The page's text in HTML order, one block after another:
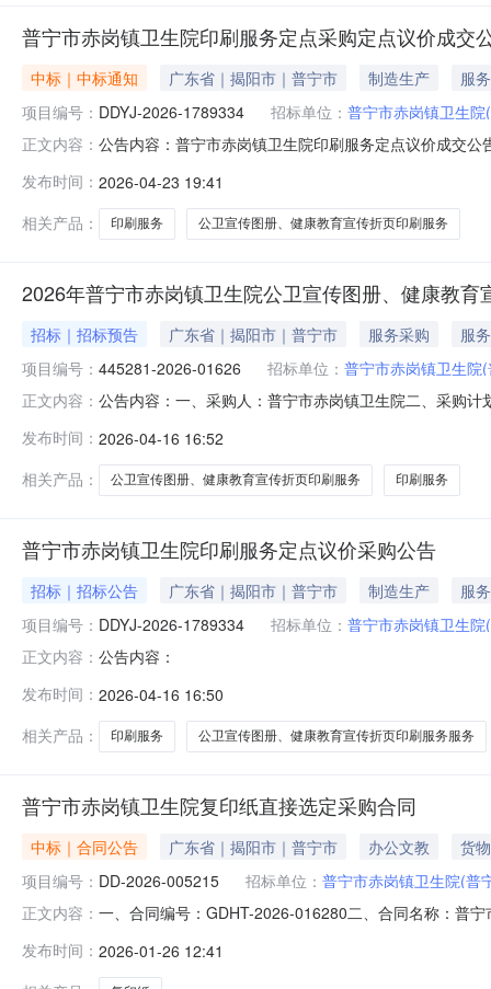
普宁市赤岗镇卫生院印刷服务定点采购定点议价成交
中标｜中标通知 广东省｜揭阳市｜普宁市 制造生产
服务
项目编号： DDYJ-2026-1789334 招标单位： 普宁市赤岗镇卫生
正文内容： 公告内容：普宁市赤岗镇卫生院印刷服务定点议价成交
标的明细服务描述数量单位供应商报价(元)是否中标印刷
发布时间： 2026-04-23 19:41
相关产品：
印刷服务 公卫宣传图册、健康教育宣传折页印刷服务
2026年普宁市赤岗镇卫生院公卫宣传图册、健康教育
招标｜招标预告 广东省｜揭阳市｜普宁市 服务采购
服务
项目编号： 445281-2026-01626 招标单位： 普宁市赤岗镇卫生院
正文内容： 公告内容：一、采购人：普宁市赤岗镇卫生院二、采购
布时间：2026-04-1615:51:46
发布时间： 2026-04-16 16:52
相关产品：
公卫宣传图册、健康教育宣传折页印刷服务 印刷服务
普宁市赤岗镇卫生院印刷服务定点议价采购公告
招标｜招标公告 广东省｜揭阳市｜普宁市 制造生产
服务
项目编号： DDYJ-2026-1789334 招标单位： 普宁市赤岗镇卫生
正文内容： 公告内容：
发布时间： 2026-04-16 16:50
相关产品：
印刷服务 公卫宣传图册、健康教育宣传折页印刷服务服务
普宁市赤岗镇卫生院复印纸直接选定采购合同
中标｜合同公告 广东省｜揭阳市｜普宁市 办公文教
货物
项目编号： DD-2026-005215 招标单位： 普宁市赤岗镇卫生院(普
正文内容： 一、合同编号：GDHT-2026-016280二、合同名称：普
具有限公司地址：普宁市广太镇平宝山村安置楼二幢一
发布时间： 2026-01-26 12:41